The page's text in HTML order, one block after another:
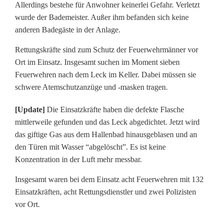
g
a
s
-
A
s
t
r
i
t
Allerdings bestehe für Anwohner keinerlei Gefahr. Verletzt
wurde der Bademeister. Außer ihm befanden sich keine
anderen Badegäste in der Anlage.
Rettungskräfte sind zum Schutz der Feuerwehrmänner vor
Ort im Einsatz. Insgesamt suchen im Moment sieben
Feuerwehren nach dem Leck im Keller. Dabei müssen sie
schwere Atemschutzanzüge und -masken tragen.
[Update] Die Einsatzkräfte haben die defekte Flasche
mittlerweile gefunden und das Leck abgedichtet. Jetzt wird
das giftige Gas aus dem Hallenbad hinausgeblasen und an
den Türen mit Wasser “abgelöscht”. Es ist keine
Konzentration in der Luft mehr messbar.
Insgesamt waren bei dem Einsatz acht Feuerwehren mit 132
Einsatzkräften, acht Rettungsdienstler und zwei Polizisten
vor Ort.